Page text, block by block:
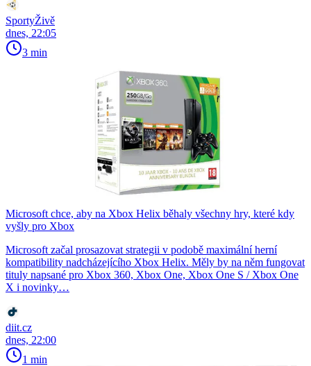
SportyŽivě
dnes, 22:05
3 min
Microsoft chce, aby na Xbox Helix běhaly všechny hry, které kdy
vyšly pro Xbox
Microsoft začal prosazovat strategii v podobě maximální herní
kompatibility nadcházejícího Xbox Helix. Měly by na něm fungovat
tituly napsané pro Xbox 360, Xbox One, Xbox One S / Xbox One
X i novinky…
diit.cz
dnes, 22:00
1 min